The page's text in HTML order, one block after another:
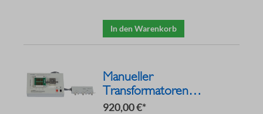
In den Warenkorb
Manueller
Transformatoren
Testadapter ST1901B
920,00 €*